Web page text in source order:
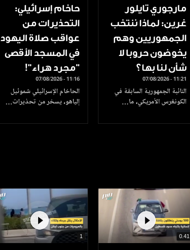
مارجوري تايلور
غرين: لماذا ننتخب
الجمهوريين وهم
يخوضون حروبا لا
شأن لنا بها؟
07/08/2026 - 11:21
النائبة الجمهورية السابقة في
الكونغرس الأمريكي، ما…
حاخام إسرائيلي:
التحذيرات من
عواقب صلاة اليهود
في المسجد الأقصى
"مجرد هراء"!
07/08/2026 - 11:16
الحاخام الإسرائيلي شموئيل
إلياهو، يسخر من تحذيرات…
0.41
1